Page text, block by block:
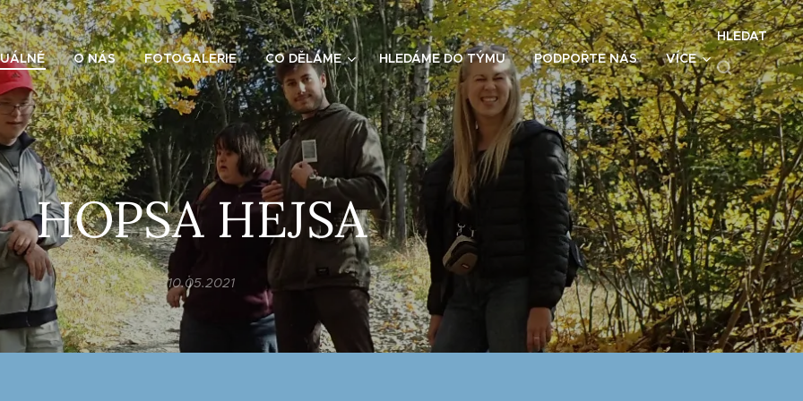
O NÁS FOTOGALERIE CO DĚLÁME HLEDÁME DO TÝMU PODPOŘTE NÁS VÍCE
HLEDAT
HOPSA HEJSA
10.05.2021